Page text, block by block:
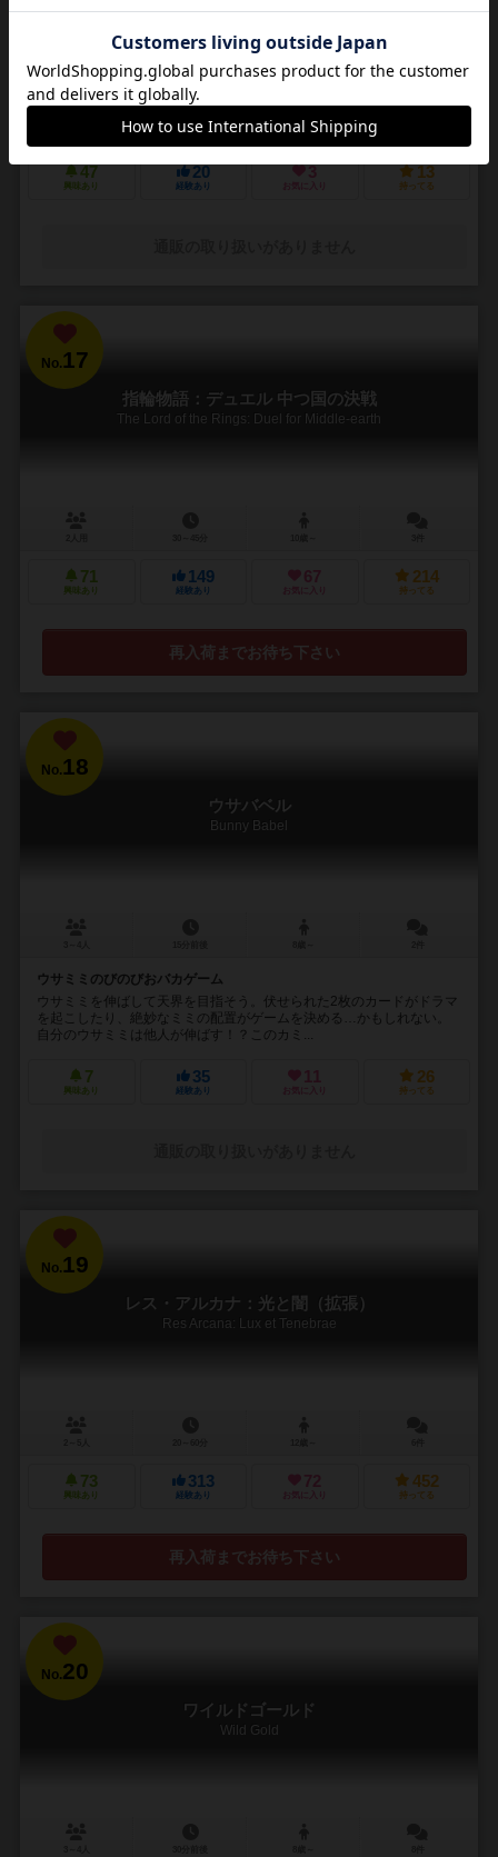
大岩が出口を塞ぐ前に、古代遺跡の全景を写し取れ！ 迷路を進むチ
キンレース
タイルをスライドさせ、古代遺跡の奥へ進め。寺院の頂上に登れ
いる。貴重な発見を手に、無事に脱出できるか？ ...
47
興味あり
20
経験あり
3
お気に入り
13
持ってる
No.17
指輪物語：デュエル 中つ国の決戦
The Lord of the Rings: Duel for Middle-earth
71
興味あり
149
経験あり
67
お気に入り
214
持ってる
再入荷までお待ち下さい
No.18
ウサバベル
Bunny Babel
ウサミミのびのびおバカゲーム
ウサミミを伸ばして天界を目指そう。伏せられた2枚のカードがドラマ
を起こしたり、絶妙なミミの配置がゲームを決める…かもしれない。
自分のウサミミは他人が伸ばす！？このカミ...
7
興味あり
35
経験あり
11
お気に入り
26
持ってる
No.19
レス・アルカナ：光と闇（拡張）
Res Arcana: Lux et Tenebrae
73
興味あり
313
経験あり
72
お気に入り
452
持ってる
再入荷までお待ち下さい
No.20
ワイルドゴールド
Wild Gold